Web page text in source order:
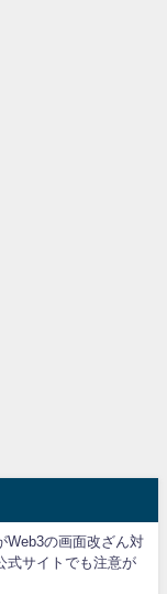
Web3の画面改ざん対
式サイトでも注意が